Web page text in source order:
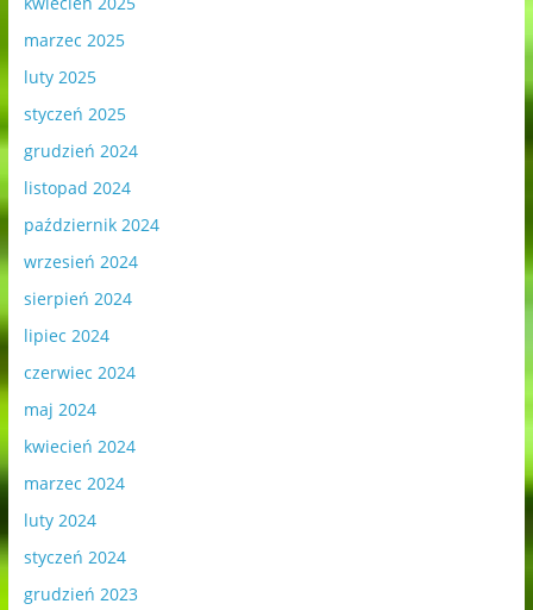
marzec 2025
luty 2025
styczeń 2025
grudzień 2024
listopad 2024
październik 2024
wrzesień 2024
sierpień 2024
lipiec 2024
czerwiec 2024
maj 2024
kwiecień 2024
marzec 2024
luty 2024
styczeń 2024
grudzień 2023